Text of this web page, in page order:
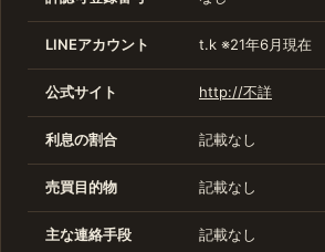
LINEアカウント t.k ※21年6月現在
公式サイト http://不詳
利息の割合 記載なし
売買目的物 記載なし
主な連絡手段 記載なし